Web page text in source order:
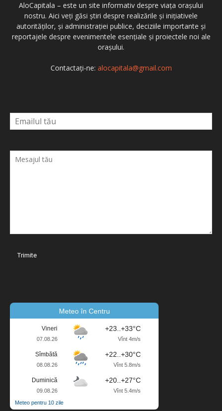
AloCapitala – este un site informativ despre viața orașului
nostru. Aici veți găsi știri despre realizările și inițiativele
autorităților, și administrației publice, deciziile importante și
reportajele despre evenimentele esențiale și proiectele noi ale
orașului.
Contactați-ne: alocapitala@gmail.com
Meteo în Centru
Vineri
07.08.26
+23..+33°C
Vînt 4m/s
Sîmbătă
08.08.26
+22..+30°C
Vînt 5.8m/s
Duminică
09.08.26
+20..+27°C
Vînt 5.4m/s
Meteo pentru 10 zile